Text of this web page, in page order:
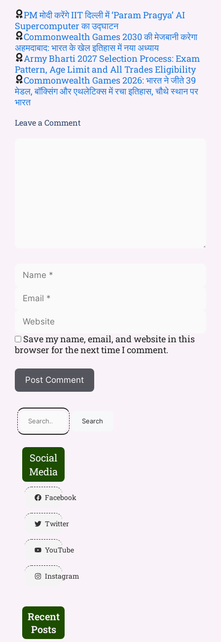
PM मोदी करेंगे IIT दिल्ली में ‘Param Pragya’ AI
Supercomputer का उद्घाटन
Commonwealth Games 2030 की मेजबानी करेगा
अहमदाबाद: भारत के खेल इतिहास में नया अध्याय
Army Bharti 2027 Selection Process: Exam
Pattern, Age Limit and All Trades Eligibility
Commonwealth Games 2026: भारत ने जीते 39
मेडल, बॉक्सिंग और एथलेटिक्स में रचा इतिहास, चौथे स्थान पर
भारत
Leave a Comment
Save my name, email, and website in this
browser for the next time I comment.
Search
Social
Media
Facebook
Twitter
YouTube
Instagram
Recent
Posts